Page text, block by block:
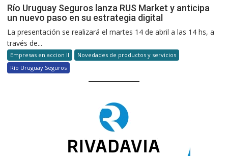
Río Uruguay Seguros lanza RUS Market y anticipa
un nuevo paso en su estrategia digital
La presentación se realizará el martes 14 de abril a las 14 hs, a
través de...
Empresas en accion II
Novedades de productos y servicios
Río Uruguay Seguros